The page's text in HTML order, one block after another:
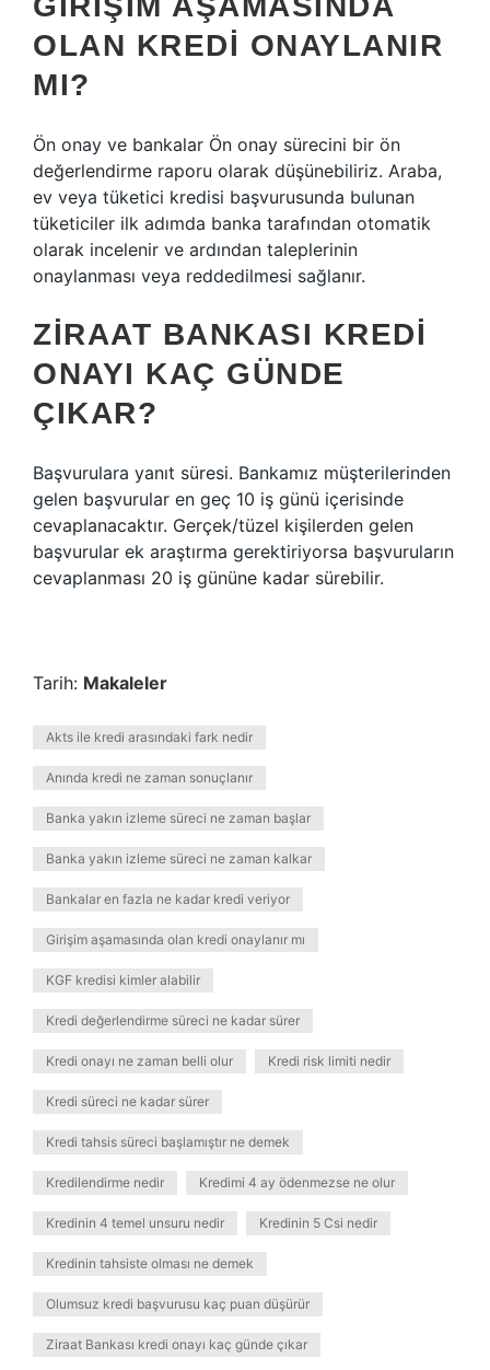
OLAN KREDI ONAYLANIR
MI?
Ön onay ve bankalar Ön onay sürecini bir ön
değerlendirme raporu olarak düşünebiliriz. Araba,
ev veya tüketici kredisi başvurusunda bulunan
tüketiciler ilk adımda banka tarafından otomatik
olarak incelenir ve ardından taleplerinin
onaylanması veya reddedilmesi sağlanır.
ZIRAAT BANKASI KREDI
ONAYI KAÇ GÜNDE
ÇIKAR?
Başvurulara yanıt süresi. Bankamız müşterilerinden
gelen başvurular en geç 10 iş günü içerisinde
cevaplanacaktır. Gerçek/tüzel kişilerden gelen
başvurular ek araştırma gerektiriyorsa başvuruların
cevaplanması 20 iş gününe kadar sürebilir.
Tarih: Makaleler
Akts ile kredi arasındaki fark nedir
Anında kredi ne zaman sonuçlanır
Banka yakın izleme süreci ne zaman başlar
Banka yakın izleme süreci ne zaman kalkar
Bankalar en fazla ne kadar kredi veriyor
Girişim aşamasında olan kredi onaylanır mı
KGF kredisi kimler alabilir
Kredi değerlendirme süreci ne kadar sürer
Kredi onayı ne zaman belli olur Kredi risk limiti nedir
Kredi süreci ne kadar sürer
Kredi tahsis süreci başlamıştır ne demek
Kredilendirme nedir Kredimi 4 ay ödenmezse ne olur
Kredinin 4 temel unsuru nedir Kredinin 5 Csi nedir
Kredinin tahsiste olması ne demek
Olumsuz kredi başvurusu kaç puan düşürür
Ziraat Bankası kredi onayı kaç günde çıkar